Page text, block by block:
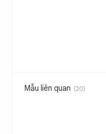
Mẫu liên quan (20)